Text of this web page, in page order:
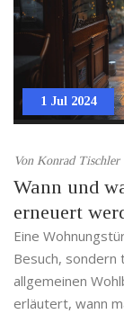
1 Jul 2024
Von Konrad Tischler
Wann und
erneuert
Leitfaden
Eine
Besuch, sondern
allgemeinen
erläutert, wann